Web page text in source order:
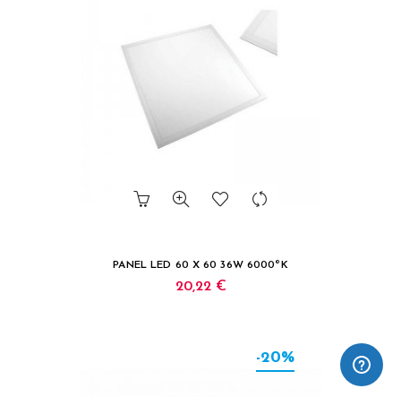
PANEL LED 60 X 60 36W 6000ºK
20,22 €
-20%